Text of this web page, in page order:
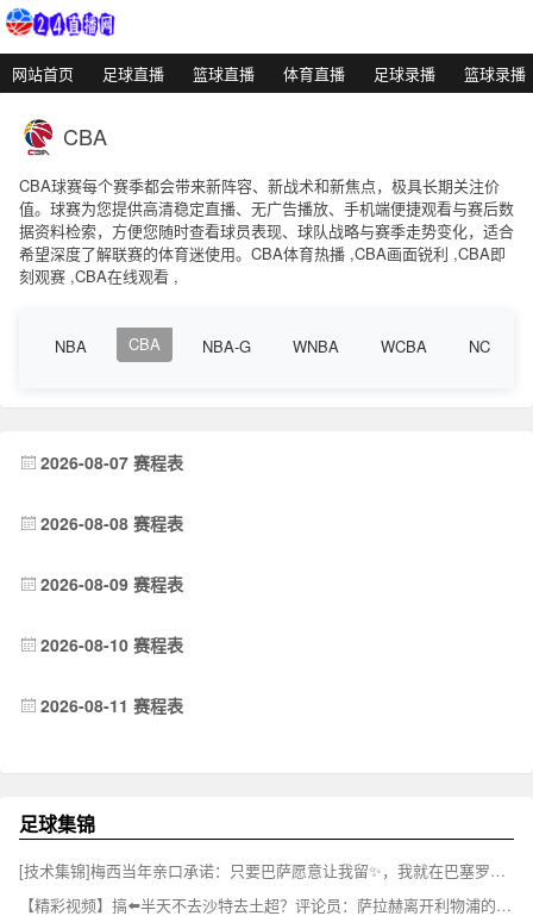
网站首页 足球直播 篮球直播 体育直播 足球录播 篮球录播
CBA
CBA球赛每个赛季都会带来新阵容、新战术和新焦点，极具长期关注价
值。球赛为您提供高清稳定直播、无广告播放、手机端便捷观看与赛后数
据资料检索，方便您随时查看球员表现、球队战略与赛季走势变化，适合
希望深度了解联赛的体育迷使用。CBA体育热播 ,CBA画面锐利 ,CBA即
刻观赛 ,CBA在线观看 ,
NBA CBA NBA-G WNBA WCBA NCAA
2026-08-07 赛程表
2026-08-08 赛程表
2026-08-09 赛程表
2026-08-10 赛程表
2026-08-11 赛程表
足球集锦
[技术集锦]梅西当年亲口承诺：只要巴萨愿意让我留✨，我就在巴塞罗那退役
【精彩视频】搞⬅️半天不去沙特去土超？评论员：萨拉赫离开利物浦的真⬅⬆️️相令人心酸